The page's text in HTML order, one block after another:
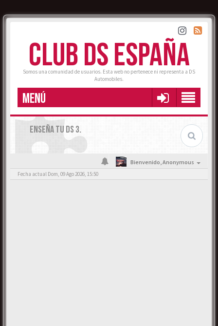
CLUB DS ESPAÑA
Somos una comunidad de usuarios. Esta web no pertenece ni representa a DS
Automobiles.
MENÚ
ENSEÑA TU DS 3.
Bienvenido,Anonymous
Fecha actual Dom, 09 Ago 2026, 15:50